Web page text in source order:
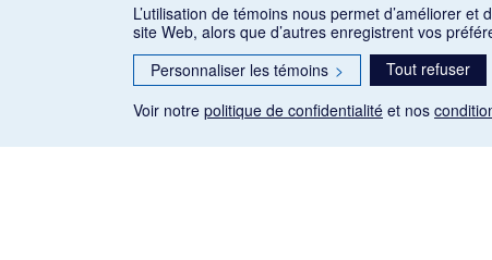
L’utilisation de témoins nous permet d’améliorer
site Web, alors que d’autres enregistrent vos
Personnaliser les témoins > Tout refuser
Voir notre politique de confidentialité et nos